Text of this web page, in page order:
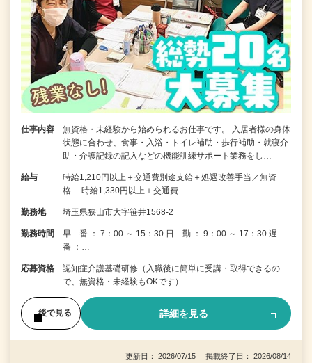
仕事内容
無資格・未経験から始められるお仕事です。 入居者様の身体
状態に合わせ、食事・入浴・トイレ補助・歩行補助・就寝介
助・介護記録の記入などの機能訓練サポート業務をし…
給与
時給1,210円以上＋交通費別途支給＋処遇改善手当／無資
格 時給1,330円以上＋交通費…
勤務地 埼玉県狭山市大字笹井1568-2
勤務時間
早 番 ： 7：00 ～ 15：30 日 勤 ： 9：00 ～ 17：30 遅
番 ：…
応募資格
認知症介護基礎研修（入職後に簡単に受講・取得できるの
で、無資格・未経験もOKです）
後で見る 詳細を見る
更新日： 2026/07/15 掲載終了日： 2026/08/14